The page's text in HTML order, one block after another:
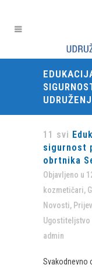
11 svi
sigurnost
obrtnika
Objavljeno u
kozmetičari,
Novosti,
admin
Svakodnevno